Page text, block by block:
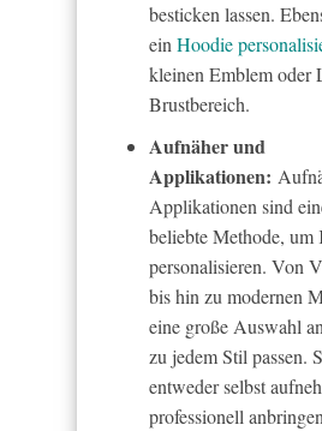
besticken lassen.
ein Hoodie
kleinen Emblem oder
Brustbereich.
Aufnäher und
Applikationen:
Applikationen sind
beliebte Methode, um
personalisieren. Von
bis hin zu modernen
eine große Auswahl
zu jedem Stil passen.
entweder selbst
professionell